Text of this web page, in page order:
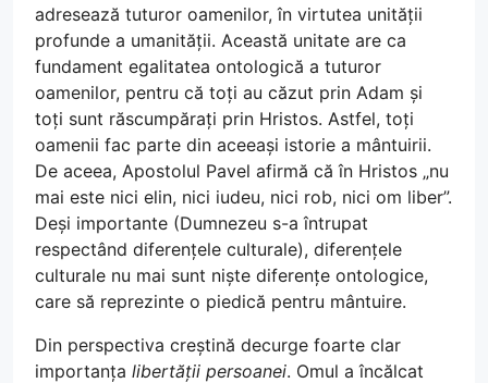
adresează tuturor oamenilor, în virtutea unității
profunde a umanității. Această unitate are ca
fundament egalitatea ontologică a tuturor
oamenilor, pentru că toți au căzut prin Adam și
toți sunt răscumpărați prin Hristos. Astfel, toți
oamenii fac parte din aceeași istorie a mântuirii.
De aceea, Apostolul Pavel afirmă că în Hristos „nu
mai este nici elin, nici iudeu, nici rob, nici om liber”.
Deși importante (Dumnezeu s-a întrupat
respectând diferențele culturale), diferențele
culturale nu mai sunt niște diferențe ontologice,
care să reprezinte o piedică pentru mântuire.
Din perspectiva creștină decurge foarte clar
importanța libertății persoanei. Omul a încălcat